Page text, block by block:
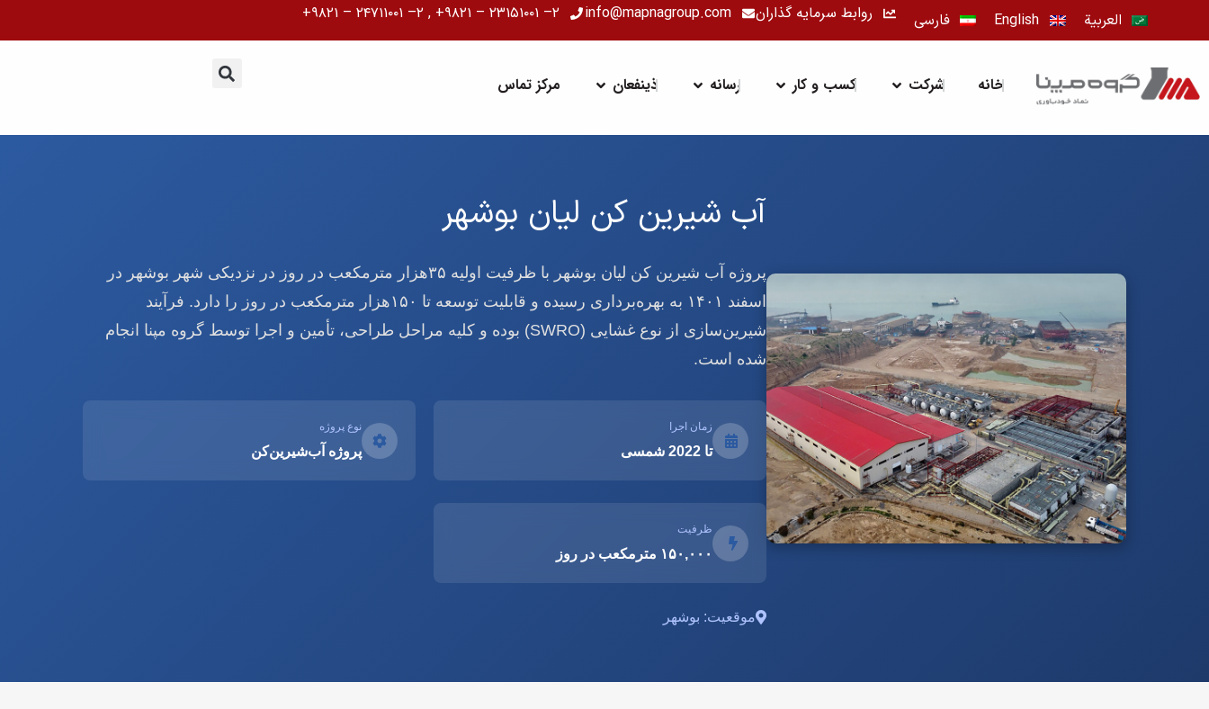
به
العربية English فارسی روابط سرمایه گذاران info@mapnagroup.com ۲– ۲۳۱۵۱۰۰۱ – ۹۸۲۱+ , ۲– ۲۴۷۱۱۰۰۱ – ۹۸۲۱+
خانه شرکت باز کردن شرکت
کسب و کار باز کردن کسب و کار
رسانه باز کردن رسانه
ذینفعان باز کردن ذینفعان
مرکز تماس
آب شیرین کن لیان بوشهر
پروژه آب شیرین کن لیان بوشهر با ظرفیت اولیه ۳۵هزار مترمکعب در روز در نزدیکی شهر بوشهر در
اسفند ۱۴۰۱ به بهره‌برداری رسیده و قابلیت توسعه تا ۱۵۰هزار مترمکعب در روز را دارد. فرآیند
شیرین‌سازی از نوع غشایی (SWRO) بوده و کلیه مراحل طراحی، تأمین و اجرا توسط گروه مپنا انجام
شده است.
زمان اجرا
تا 2022 شمسی
نوع پروژه
پروژه آب‌شیرین‌کن
ظرفیت
۱۵۰,۰۰۰ مترمکعب در روز
موقعیت: بوشهر